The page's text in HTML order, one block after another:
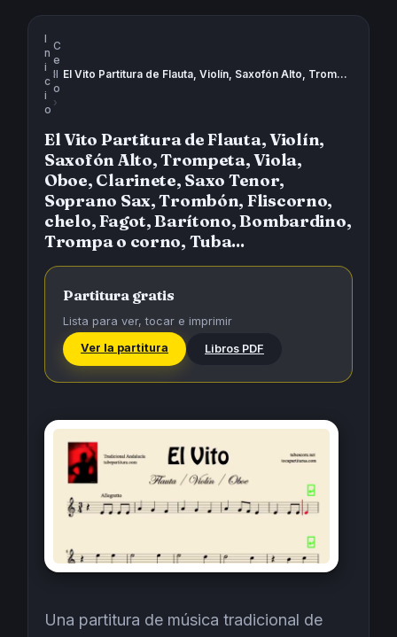
I
n
i
c
i
o
›
C
e
ll
o
›
El Vito Partitura de Flauta, Violín, Saxofón Alto, Trompeta, Viola, Oboe, Clarinete, Saxo Tenor, Soprano Sax, Trombón, Fliscorno, chelo, Fagot, Barítono, Bombardino, Trompa o corno, Tuba...
El Vito Partitura de Flauta, Violín,
Saxofón Alto, Trompeta, Viola,
Oboe, Clarinete, Saxo Tenor,
Soprano Sax, Trombón, Fliscorno,
chelo, Fagot, Barítono, Bombardino,
Trompa o corno, Tuba...
Partitura gratis
Lista para ver, tocar e imprimir
Ver la partitura
Libros PDF
Una partitura de música tradicional de